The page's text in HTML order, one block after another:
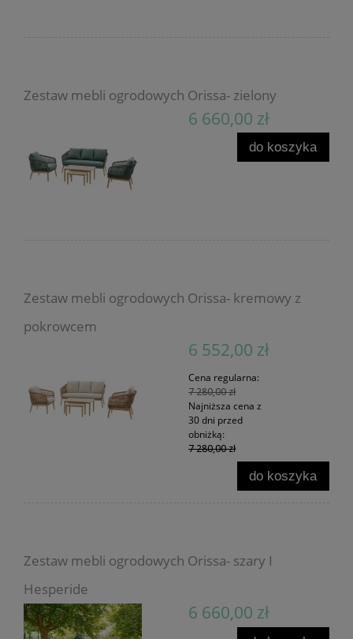
Zestaw mebli ogrodowych Orissa- zielony
6 660,00 zł
do koszyka
Zestaw mebli ogrodowych Orissa- kremowy z
pokrowcem
6 552,00 zł
Cena regularna:
7 280,00 zł
Najniższa cena z
30 dni przed
obniżką:
7 280,00 zł
do koszyka
Zestaw mebli ogrodowych Orissa- szary I
Hesperide
6 660,00 zł